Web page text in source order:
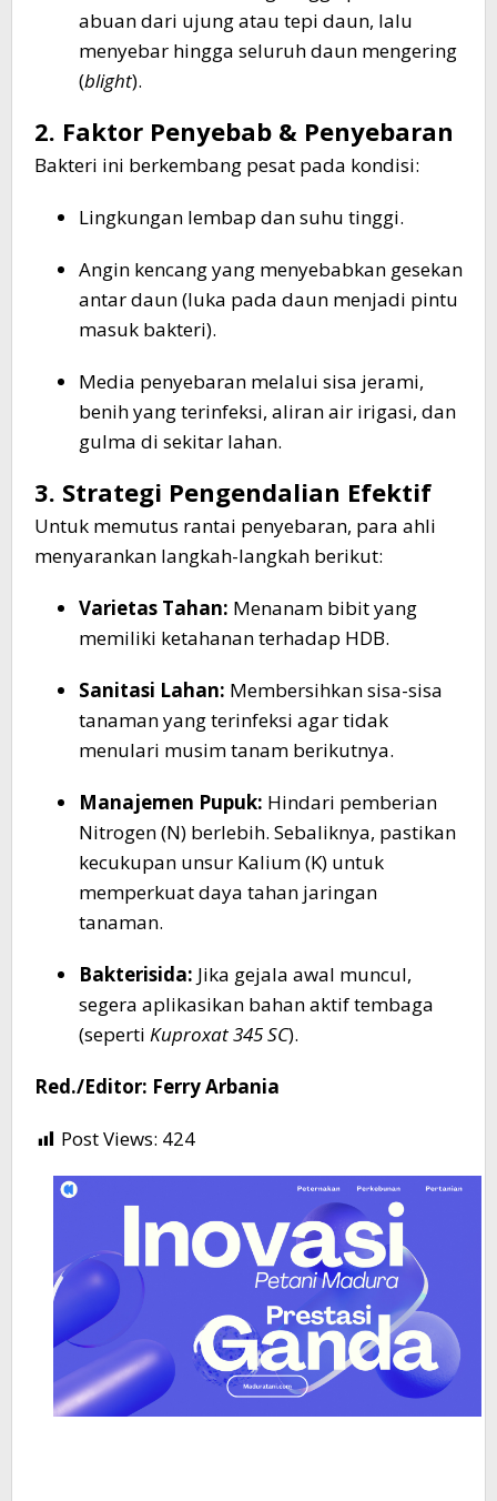
abuan dari ujung atau tepi daun, lalu
menyebar hingga seluruh daun mengering
(blight).
2. Faktor Penyebab & Penyebaran
Bakteri ini berkembang pesat pada kondisi:
Lingkungan lembap dan suhu tinggi.
Angin kencang yang menyebabkan gesekan
antar daun (luka pada daun menjadi pintu
masuk bakteri).
Media penyebaran melalui sisa jerami,
benih yang terinfeksi, aliran air irigasi, dan
gulma di sekitar lahan.
3. Strategi Pengendalian Efektif
Untuk memutus rantai penyebaran, para ahli
menyarankan langkah-langkah berikut:
Varietas Tahan: Menanam bibit yang
memiliki ketahanan terhadap HDB.
Sanitasi Lahan: Membersihkan sisa-sisa
tanaman yang terinfeksi agar tidak
menulari musim tanam berikutnya.
Manajemen Pupuk: Hindari pemberian
Nitrogen (N) berlebih. Sebaliknya, pastikan
kecukupan unsur Kalium (K) untuk
memperkuat daya tahan jaringan
tanaman.
Bakterisida: Jika gejala awal muncul,
segera aplikasikan bahan aktif tembaga
(seperti Kuproxat 345 SC).
Red./Editor: Ferry Arbania
Post Views: 424